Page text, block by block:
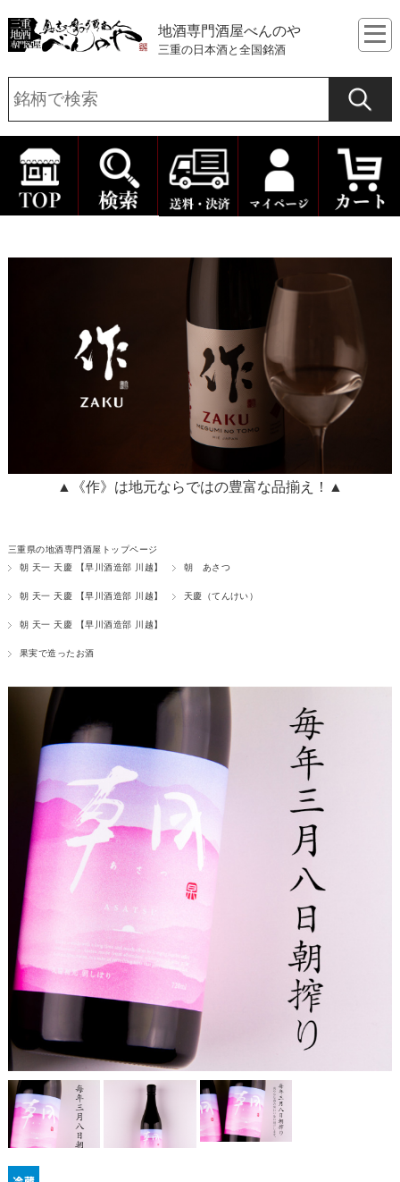
地酒専門酒屋べんのや
三重の日本酒と全国銘酒
▲《作》は地元ならではの豊富な品揃え！▲
三重県の地酒専門酒屋トップページ
朝 天一 天慶 【早川酒造部 川越】
朝 あさつ
朝 天一 天慶 【早川酒造部 川越】 天慶（てんけい）
朝 天一 天慶 【早川酒造部 川越】
果実で造ったお酒